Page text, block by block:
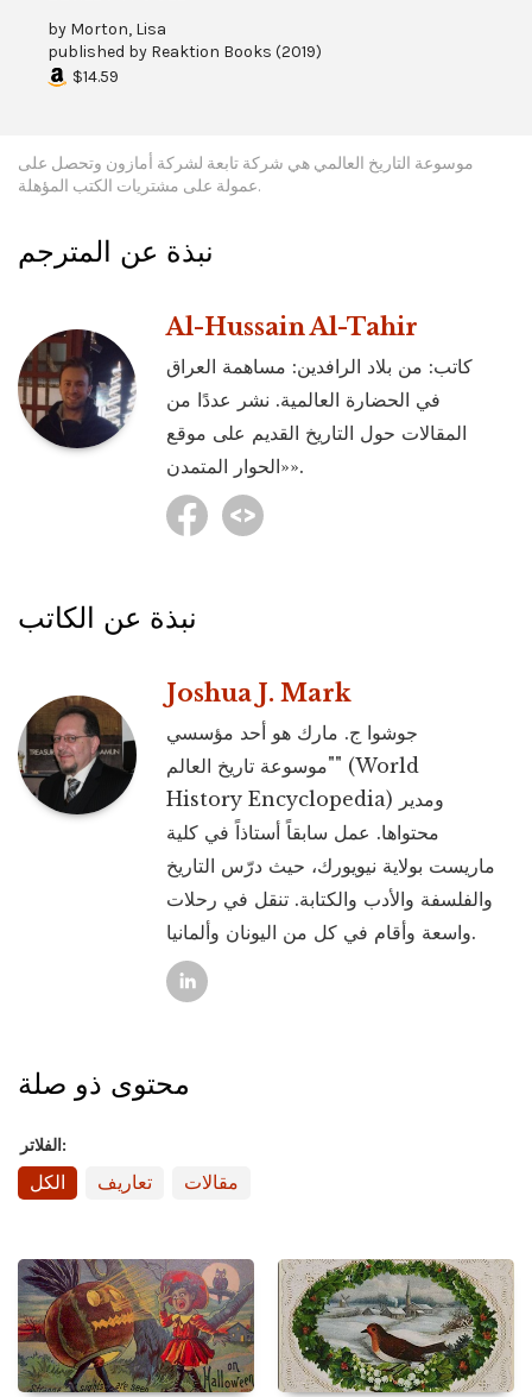
by Morton, Lisa
published by Reaktion Books (2019)
$14.59
موسوعة التاريخ العالمي هي شركة تابعة لشركة أمازون وتحصل على
عمولة على مشتريات الكتب المؤهلة.
نبذة عن المترجم
Al-Hussain Al-Tahir
كاتب: من بلاد الرافدين: مساهمة العراق
في الحضارة العالمية. نشر عددًا من
المقالات حول التاريخ القديم على موقع
«الحوار المتمدن».
نبذة عن الكاتب
Joshua J. Mark
جوشوا ج. مارك هو أحد مؤسسي
"موسوعة تاريخ العالم" (World
History Encyclopedia) ومدير
محتواها. عمل سابقاً أستاذاً في كلية
ماريست بولاية نيويورك، حيث درّس التاريخ
والفلسفة والأدب والكتابة. تنقل في رحلات
واسعة وأقام في كل من اليونان وألمانيا.
محتوى ذو صلة
الفلاتر:
الكل تعاريف مقالات